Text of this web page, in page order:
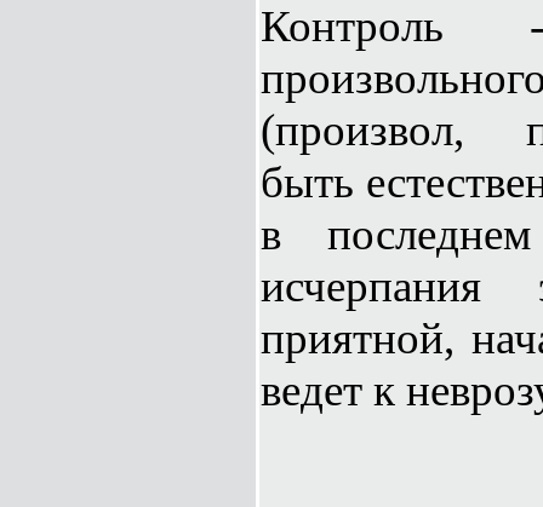
Контроль
(произвол,
быть
в
исчерпания
приятной,
ведет к